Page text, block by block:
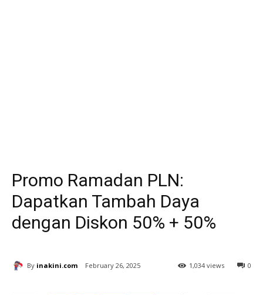
Promo Ramadan PLN:
Dapatkan Tambah Daya
dengan Diskon 50% + 50%
By inakini.com February 26, 2025 0
1,034 views